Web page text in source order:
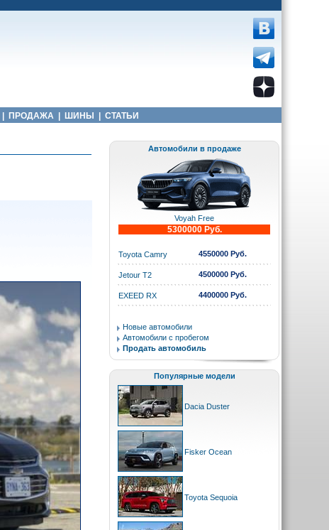
ПРОДАЖА ШИНЫ СТАТЬИ
Автомобили в продаже
Voyah Free
5300000 Руб.
Toyota Camry 4550000 Руб.
Jetour T2 4500000 Руб.
EXEED RX 4400000 Руб.
Новые автомобили
Автомобили с пробегом
Продать автомобиль
Популярные модели
Dacia Duster
Fisker Ocean
Toyota Sequoia